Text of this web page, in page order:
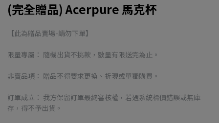
(完全贈品) Acerpure 馬克杯
【此為贈品賣場-請勿下單】
限量專屬： 隨機出貨不挑款，數量有限送完為止。
非賣品項： 贈品不得要求更換、折現或單獨購買。
訂單成立： 我方保留訂單最終審核權，若遇系統標價錯誤或無庫
存，得不予出貨。